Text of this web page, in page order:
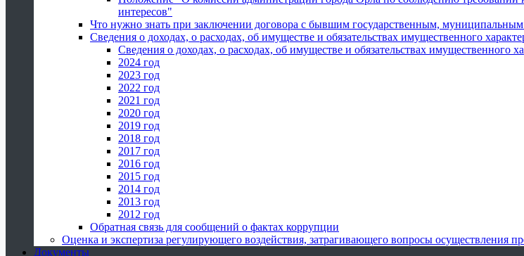
интересов"
Что нужно знать при заключении договора с бывшим государственным,
Сведения о доходах, о расходах, об имуществе и обязательствах имущественного
Сведения о доходах, о расходах, об имуществе и обязательствах имущественного
2024 год
2023 год
2022 год
2021 год
2020 год
2019 год
2018 год
2017 год
2016 год
2015 год
2014 год
2013 год
2012 год
Обратная связь для сообщений о фактах коррупции
Оценка и экспертиза регулирующего воздействия, затрагивающего вопросы осуществления
Документы